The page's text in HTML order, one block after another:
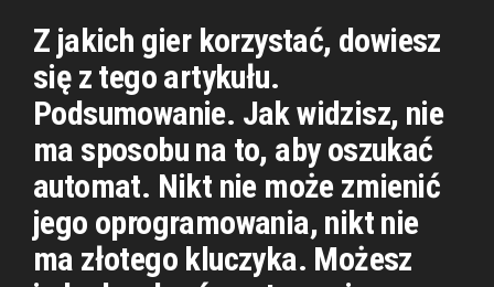
Z jakich gier korzystać, dowiesz
się z tego artykułu.
Podsumowanie. Jak widzisz, nie
ma sposobu na to, aby oszukać
automat. Nikt nie może zmienić
jego oprogramowania, nikt nie
ma złotego kluczyka. Możesz